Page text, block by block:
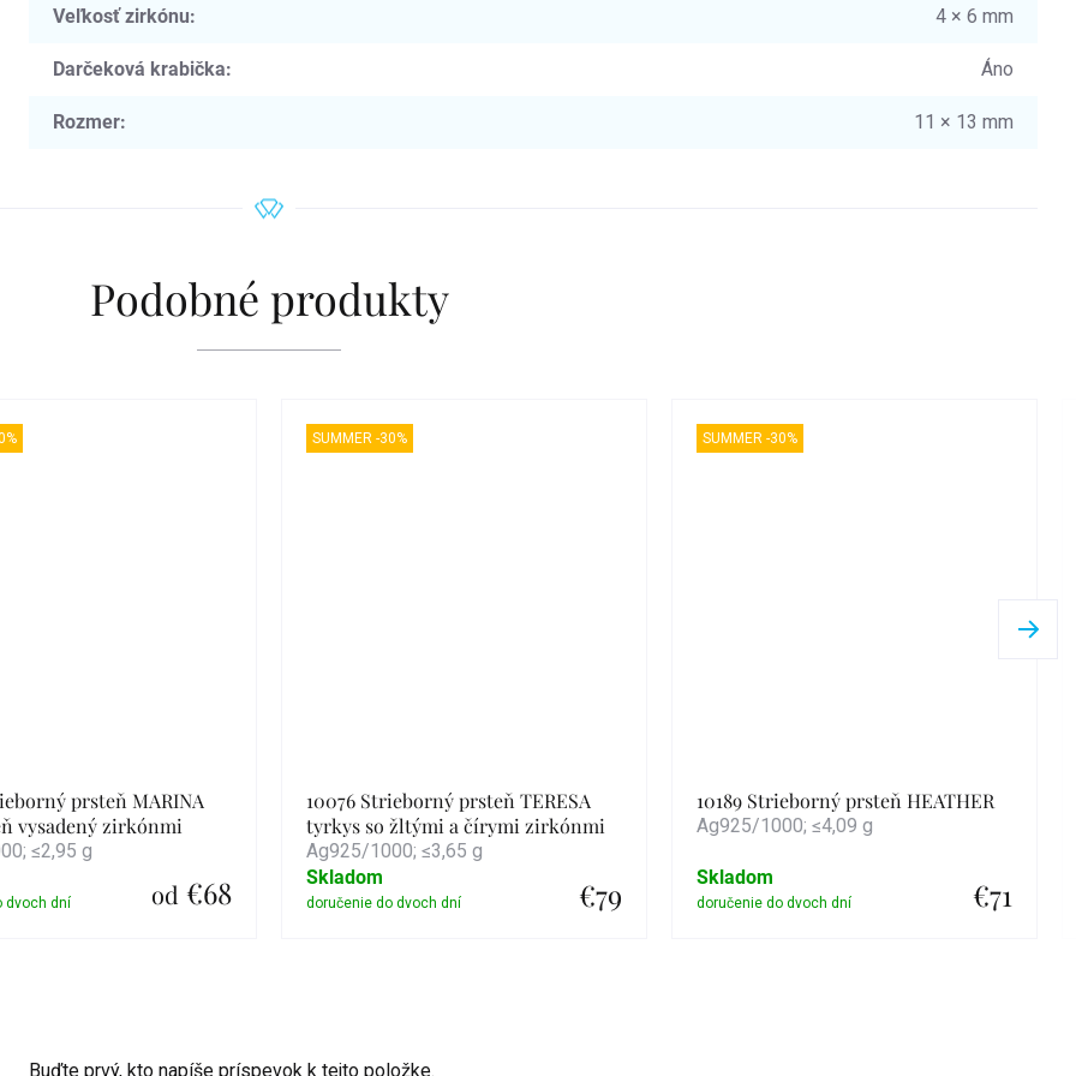
Veľkosť zirkónu: 4 × 6 mm
Darčeková krabička: Áno
Rozmer: 11 × 13 mm
Podobné produkty
prsteň MARINA
vysadený zirkónmi
≤2,95 g
od €68
SUMMER -30%
10076 Strieborný prsteň TERESA
tyrkys so žltými a čírymi zirkónmi
Ag925/1000; ≤3,65 g
€79
Skladom
SUMMER -30%
10189 Strieborný prsteň HEATHER
Ag925/1000; ≤4,09 g
€71
Skladom
Buďte prvý, kto napíše príspevok k tejto položke.